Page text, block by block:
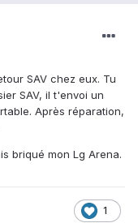
SAV chez eux. Tu
SAV, il t'envoi un
Après réparation,
briqué mon Lg Arena.
1